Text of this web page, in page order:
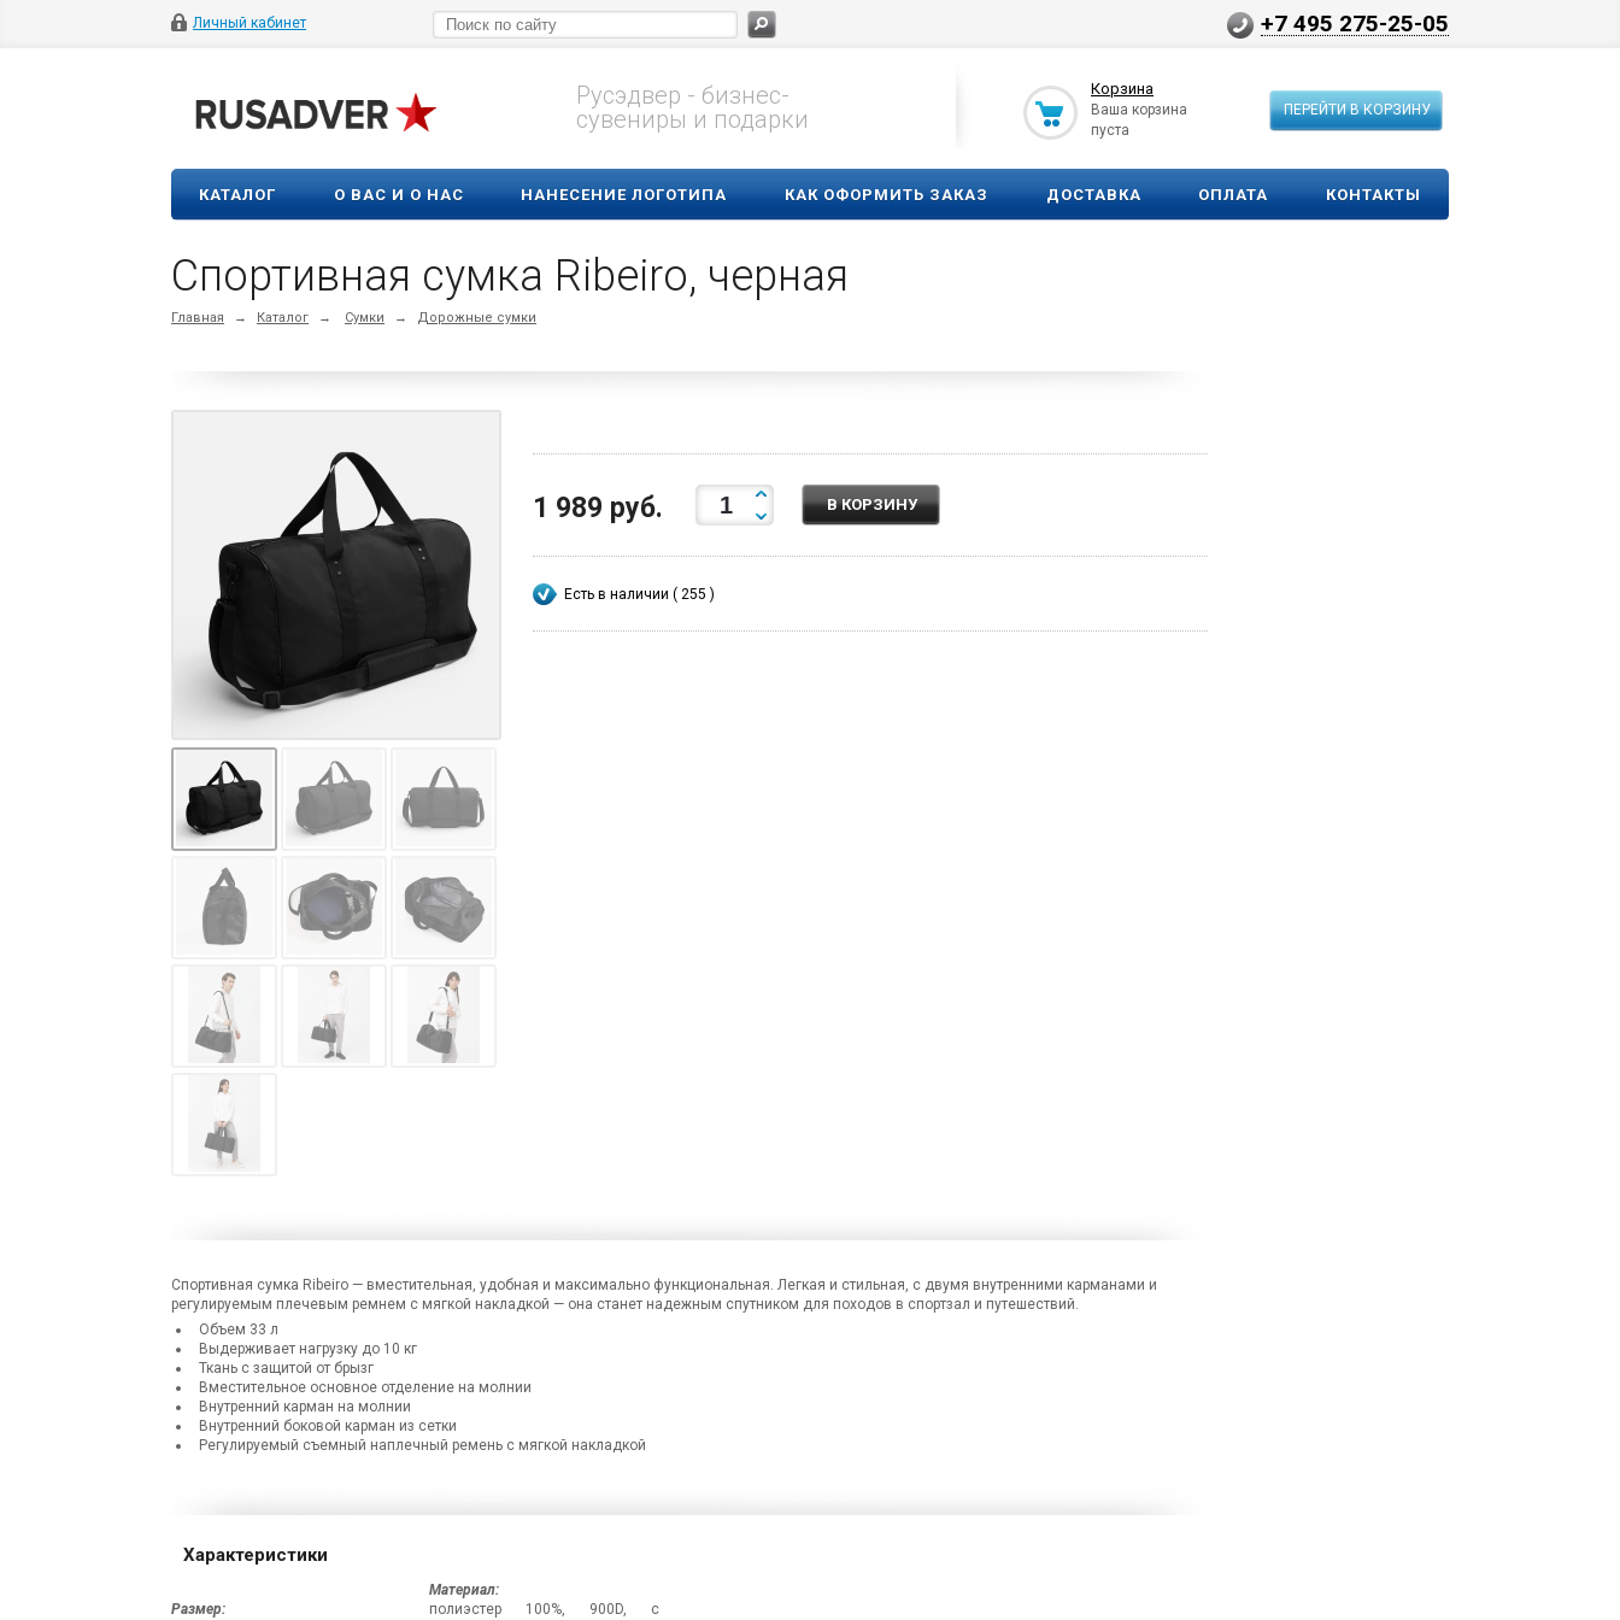
Личный кабинет +7 495 275-25-05
Русэдвер - бизнес-
сувениры и подарки
Корзина
Ваша корзина
пуста
ПЕРЕЙТИ В КОРЗИНУ
КАТАЛОГ О ВАС И О НАС НАНЕСЕНИЕ ЛОГОТИПА КАК ОФОРМИТЬ ЗАКАЗ ДОСТАВКА ОПЛАТА КОНТАКТЫ
Спортивная сумка Ribeiro, черная
Главная → Каталог → Сумки → Дорожные сумки
1 989 руб. В КОРЗИНУ
Есть в наличии ( 255 )
Спортивная сумка Ribeiro — вместительная, удобная и максимально функциональная. Легкая и стильная, с двумя внутренними карманами и
регулируемым плечевым ремнем с мягкой накладкой — она станет надежным спутником для походов в спортзал и путешествий.
Объем 33 л
Выдерживает нагрузку до 10 кг
Ткань с защитой от брызг
Вместительное основное отделение на молнии
Внутренний карман на молнии
Внутренний боковой карман из сетки
Регулируемый съемный наплечный ремень с мягкой накладкой
Характеристики
Размер:
Материал:
полиэстер 100%, 900D, с